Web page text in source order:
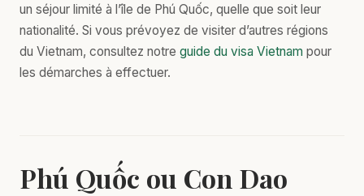
un séjour limité à l’île de Phú Quốc, quelle que soit leur
nationalité. Si vous prévoyez de visiter d’autres régions
du Vietnam, consultez notre guide du visa Vietnam pour
les démarches à effectuer.
Phú Quốc ou Con Dao